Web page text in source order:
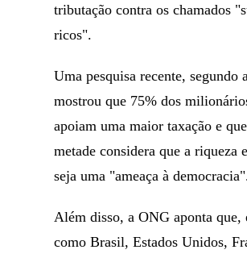
tributação contra os chamados
ricos".
Uma pesquisa recente, segundo
mostrou que 75% dos
apoiam uma maior taxação e
metade considera que a riqueza
seja uma "ameaça à
Além disso, a ONG aponta que,
como Brasil, Estados Unidos,